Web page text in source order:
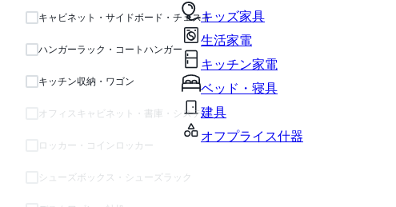
キッズ家具
生活家電
キッチン家電
ベッド・寝具
建具
オフプライス什器
キャビネット・サイドボード・チェスト
ハンガーラック・コートハンガー
キッチン収納・ワゴン
オフィスキャビネット・書庫・システム収納
ロッカー・コインロッカー
シューズボックス・シューズラック